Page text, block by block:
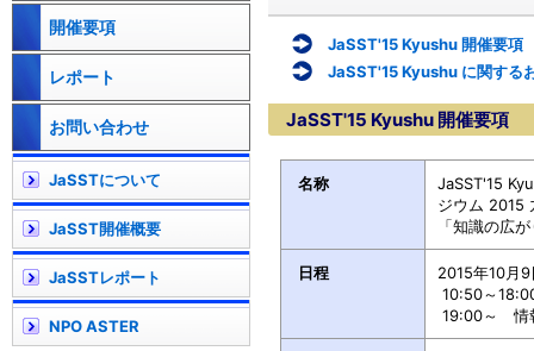
JaSST'15 Kyushu 開催要項
JaSST'15 Kyushu に関する
JaSST'15 Kyushu 開催要項
名称
JaSST'15
ジウム 2015
「知識の広
日程
2015年10月
10:50～
19:00～ 情
開催要項
レポート
お問い合わせ
JaSSTについて
JaSST開催概要
JaSSTレポート
NPO ASTER